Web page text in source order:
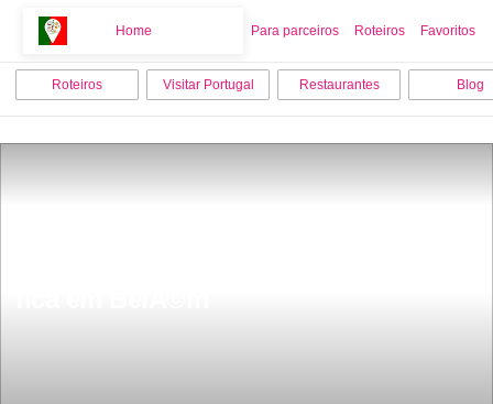
Home Para parceiros Roteiros Favoritos
Home
Roteiros Visitar Portugal Restaurantes Blog